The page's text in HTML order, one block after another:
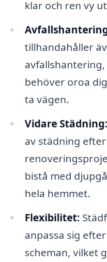
klar och ren vy
tillhandahåller
behöver oroa
ta vägen.
Vidare Städning:
av städning
bistå med
hela hemmet.
Flexibilitet:
anpassa sig
scheman, vilket